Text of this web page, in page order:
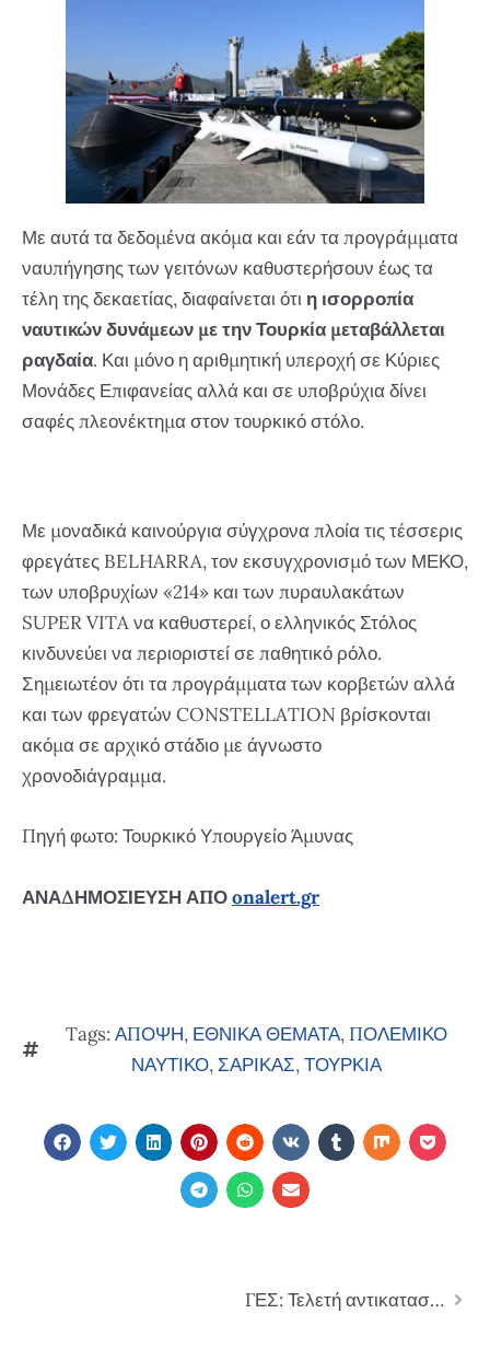
Με αυτά τα δεδομένα ακόμα και εάν τα προγράμματα
ναυπήγησης των γειτόνων καθυστερήσουν έως τα
τέλη της δεκαετίας, διαφαίνεται ότι η ισορροπία
ναυτικών δυνάμεων με την Τουρκία μεταβάλλεται
ραγδαία. Και μόνο η αριθμητική υπεροχή σε Κύριες
Μονάδες Επιφανείας αλλά και σε υποβρύχια δίνει
σαφές πλεονέκτημα στον τουρκικό στόλο.
Με μοναδικά καινούργια σύγχρονα πλοία τις τέσσερις
φρεγάτες BELHARRA, τον εκσυγχρονισμό των ΜΕΚΟ,
των υποβρυχίων «214» και των πυραυλακάτων
SUPER VITA να καθυστερεί, ο ελληνικός Στόλος
κινδυνεύει να περιοριστεί σε παθητικό ρόλο.
Σημειωτέον ότι τα προγράμματα των κορβετών αλλά
και των φρεγατών CONSTELLATION βρίσκονται
ακόμα σε αρχικό στάδιο με άγνωστο
χρονοδιάγραμμα.
Πηγή φωτο: Τουρκικό Υπουργείο Άμυνας
ΑΝΑΔΗΜΟΣΙΕΥΣΗ ΑΠΟonalert.gr
Tags: ΑΠΟΨΗ, ΕΘΝΙΚΑ ΘΕΜΑΤΑ, ΠΟΛΕΜΙΚΟ
ΝΑΥΤΙΚΟ,ΣΑΡΙΚΑΣ,ΤΟΥΡΚΙΑ
ΓΕΣ: Τελετή αντικαταστάσεως Λόχου Ελιγμού Δυνάμεως «EUFOR ALTHEA» (ΦΩΤΟ)